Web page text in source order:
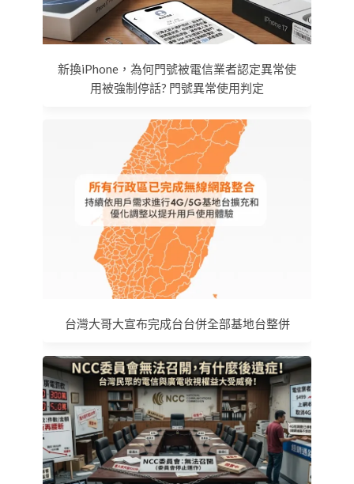
新換iPhone，為何門號被電信業者認定異常使
用被強制停話? 門號異常使用判定
台灣大哥大宣布完成台台併全部基地台整併